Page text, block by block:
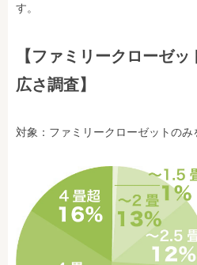
す。
【ファミリークローゼ
広さ調査】
対象：ファミリークローゼットの